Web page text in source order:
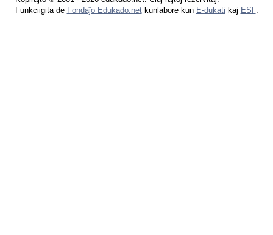
Funkciigita de Fondaĵo Edukado.netkunlabore kun E-dukati kaj ESF.